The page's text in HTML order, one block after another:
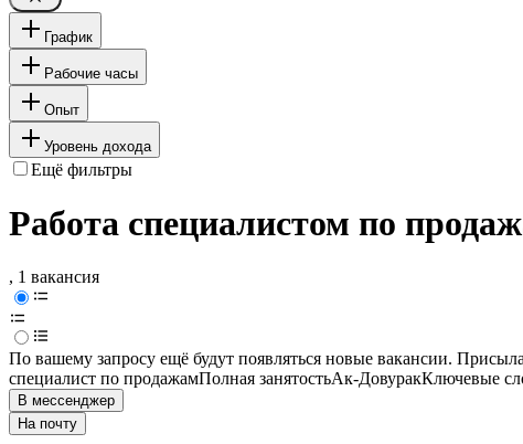
График
Рабочие часы
Опыт
Уровень дохода
Ещё фильтры
Работа специалистом по
, 1 вакансия
По вашему запросу ещё будут появляться новые вакансии.
специалист по продажамПолная занятостьАк-ДовуракКлючевые
В мессенджер
На почту